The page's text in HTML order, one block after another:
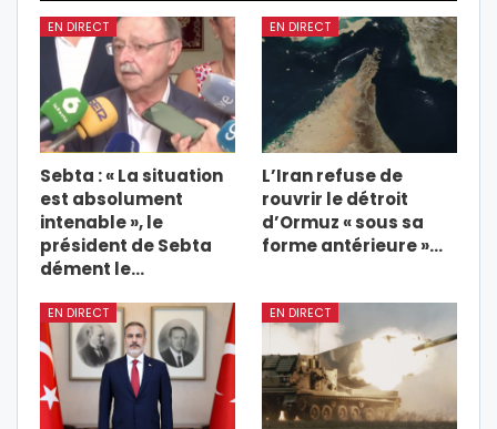
EN DIRECT
Sebta : « La situation
est absolument
intenable », le
président de Sebta
dément le…
EN DIRECT
L’Iran refuse de
rouvrir le détroit
d’Ormuz « sous sa
forme antérieure »…
EN DIRECT EN DIRECT